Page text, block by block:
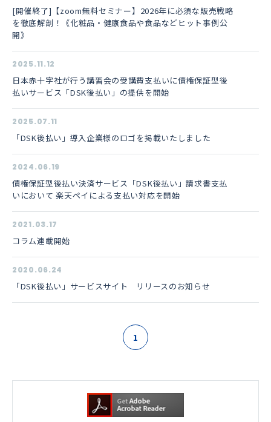
[開催終了]【zoom無料セミナー】2026年に必須な販売戦略
を徹底解剖！《化粧品・健康食品や食品などヒット事例公
開》
2025.11.12
日本赤十字社が行う講習会の受講費支払いに債権保証型後
払いサービス「DSK後払い」の提供を開始
2025.07.11
「DSK後払い」導入企業様のロゴを掲載いたしました
2024.06.19
債権保証型後払い決済サービス「DSK後払い」請求書支払
いにおいて 楽天ペイによる支払い対応を開始
2021.03.17
コラム連載開始
2020.06.24
「DSK後払い」サービスサイト リリースのお知らせ
1